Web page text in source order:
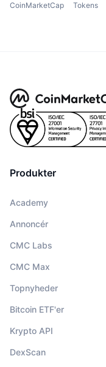
CoinMarketCap Tokens
Produkter
Academy
Annoncér
CMC Labs
CMC Max
Topnyheder
Bitcoin ETF'er
Krypto API
DexScan